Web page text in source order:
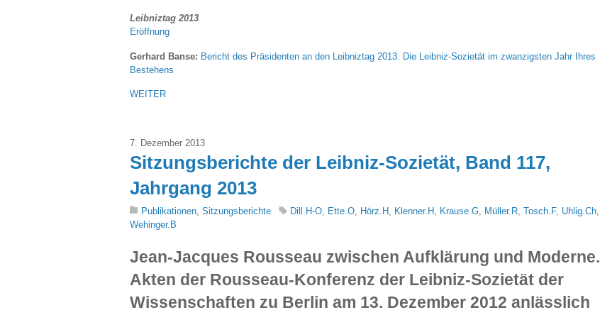
Leibniztag 2013
Eröffnung
Gerhard Banse: Bericht des Präsidenten an den Leibniztag 2013. Die Leibniz-Sozietät im zwanzigsten Jahr Ihres
Bestehens
WEITER
7. Dezember 2013
Sitzungsberichte der Leibniz-Sozietät, Band 117,
Jahrgang 2013
Publikationen, Sitzungsberichte Dill.H-O, Ette.O, Hörz.H , Klenner.H , Krause.G, Müller.R, Tosch.F, Uhlig.Ch,
Wehinger.B
Jean-Jacques Rousseau zwischen Aufklärung und Moderne.
Akten der Rousseau-Konferenz der Leibniz-Sozietät der
Wissenschaften zu Berlin am 13. Dezember 2012 anlässlich